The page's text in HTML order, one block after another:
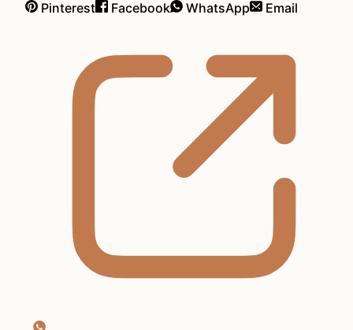
Pinterest Facebook WhatsApp Email